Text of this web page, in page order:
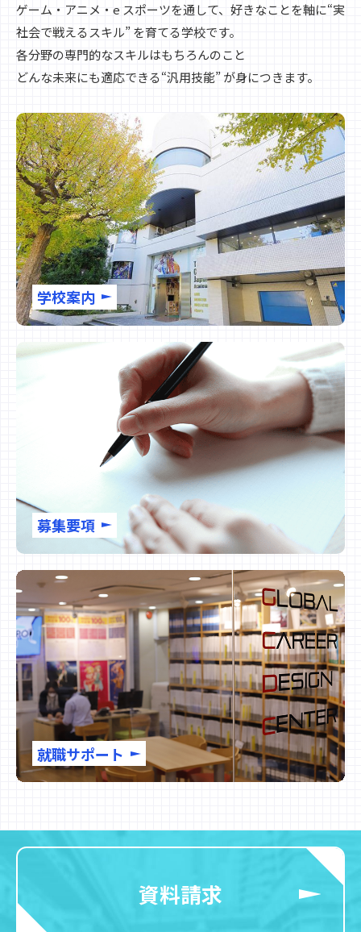
ゲーム・アニメ・e スポーツを通して、好きなことを軸に“実
社会で戦えるスキル” を育てる学校です。
各分野の専門的なスキルはもちろんのこと
どんな未来にも適応できる“汎用技能” が身につきます。
学校案内
募集要項
就職サポート
資料請求